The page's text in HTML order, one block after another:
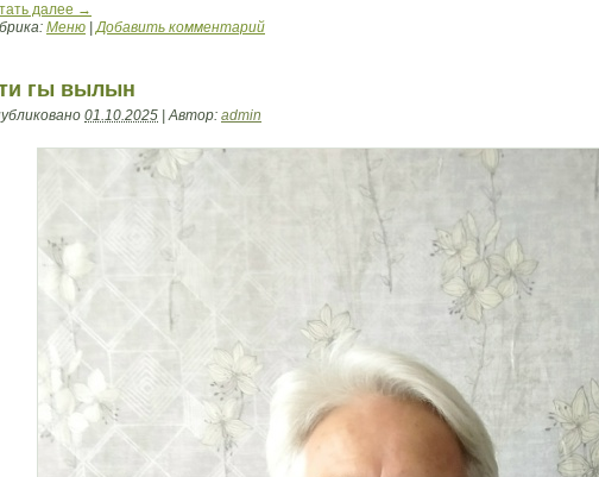
далее →
Меню |Добавить комментарий
гы вылын
01.10.2025 |Автор: admin